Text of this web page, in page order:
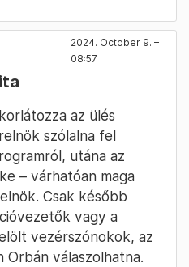
2024. October 9. –
08:57
az ülés
szólalna fel
utána az
– várhatóan maga
Csak később
vagy a
vezérszónokok, az
Orbán válaszolhatna.